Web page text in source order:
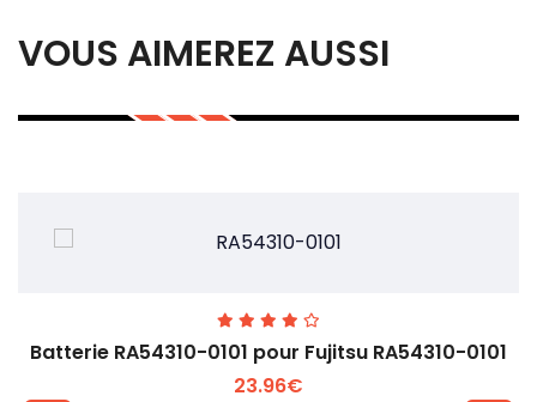
VOUS AIMEREZ AUSSI
Batterie RA54310-0101 pour Fujitsu RA54310-0101
23.96€